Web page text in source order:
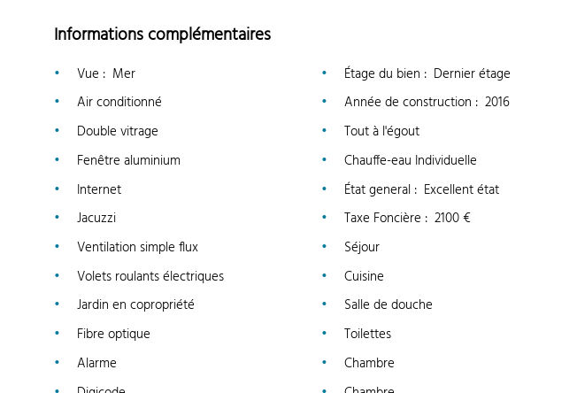
Informations complémentaires
Vue : Mer
Air conditionné
Double vitrage
Fenêtre aluminium
Internet
Jacuzzi
Ventilation simple flux
Volets roulants électriques
Jardin en copropriété
Fibre optique
Alarme
Étage du bien : Dernier étage
Année de construction : 2016
Tout à l'égout
Chauffe-eau Individuelle
État general: Excellent état
Taxe Foncière : 2100 €
Séjour
Cuisine
Salle de douche
Toilettes
Chambre